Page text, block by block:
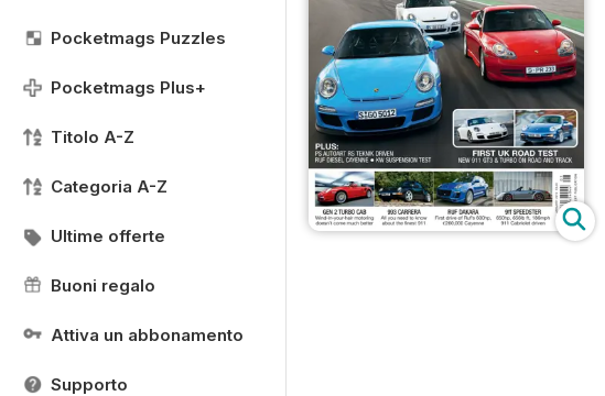
Pocketmags Puzzles
Pocketmags Plus+
Titolo A-Z
Categoria A-Z
Ultime offerte
Buoni regalo
Attiva un abbonamento
Supporto